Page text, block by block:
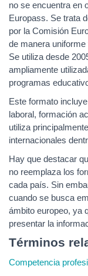
no se encuentra en
Europass. Se trata
por la Comisión
de manera
Se utiliza desde
ampliamente
programas
Este formato
laboral, formación
utiliza
internacionales
Hay que destacar
no reemplaza los
cada país. Sin
cuando se busca
ámbito europeo, ya
presentar la
Términos
Competencia